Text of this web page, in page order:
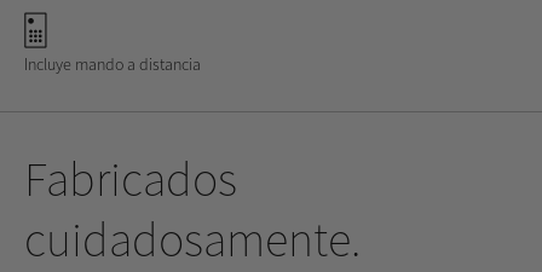
Incluye mando a distancia
Fabricados
cuidadosamente.